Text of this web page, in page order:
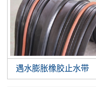
遇水膨胀橡胶止水带